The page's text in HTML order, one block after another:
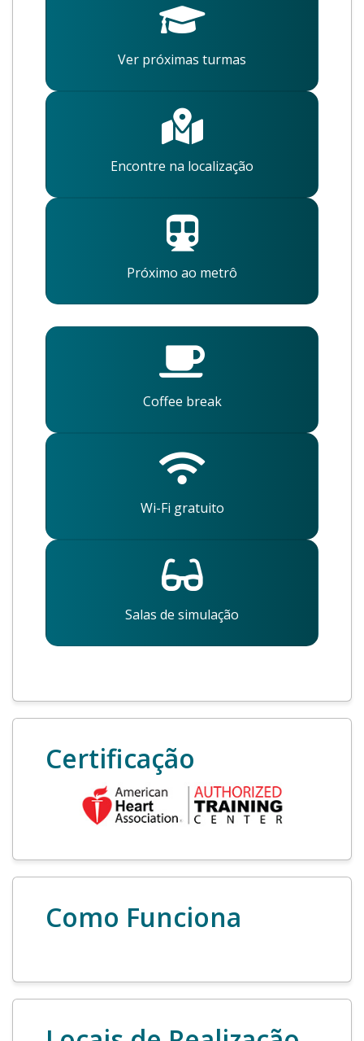
Ver próximas turmas
Encontre na localização
Próximo ao metrô
Coffee break
Wi-Fi gratuito
Salas de simulação
Certificação
Como Funciona